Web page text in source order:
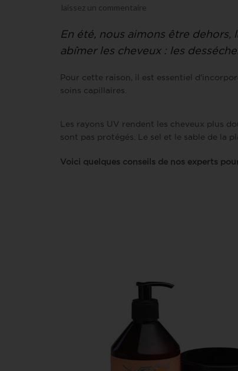
laissez un commentaire
En été, nous aimons être
abîmer les cheveux : les
Pour cette raison, il est essentiel
soins capillaires.
Les rayons UV rendent les cheveux plus
sont pas protégés. Le sel et le sable de la
Voici quelques conseils de nos experts